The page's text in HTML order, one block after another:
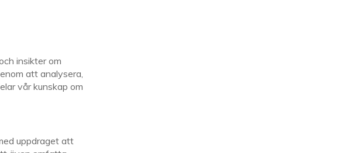
insikter om
att analysera,
vår kunskap om
uppdraget att